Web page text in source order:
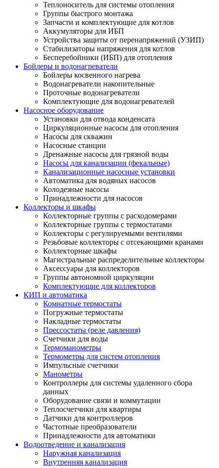
Теплоноситель для системы отопления
Группы быстрого монтажа
Запчасти и комплектующие для котлов
Аккумуляторы для ИБП
Устройства защиты от перенапряжений (УЗИП)
Стабилизаторы напряжения для котлов
Бесперебойники (ИБП) для отопления
Бойлеры и водонагреватели
Бойлеры косвенного нагрева
Водонагреватели накопительные
Проточные водонагреватели
Комплектующие для водонагревателей
Насосное оборудование
Установки для отвода конденсата
Циркуляционные насосы для отопления
Насосы для скважин
Насосные станции
Дренажные насосы для грязной воды
Насосы для канализации (фекальные)
Канализационные насосные установки
Автоматика для водяных насосов
Колодезные насосы
Принадлежности для насосов
Коллекторы и шкафы
Коллекторные группы с расходомерами
Коллекторные группы с термостатами
Коллекторы с регулируемыми вентилями
Резьбовые коллекторы с отсекающими кранами
Коллекторные шкафы
Магистральные распределительные коллекторы
Аксессуары для коллекторов
Группы автономной циркуляции
Комплектующие для коллекторов
КИП и автоматика
Комнатные термостаты
Погружные термостаты
Накладные термостаты
Прессостаты (реле давления)
Счетчики для воды
Термоманометры
Термометры для систем отопления
Импульсные счетчики
Манометры
Контроллеры для системы удаленного сбора
данных
Оборудование связи и коммутации
Теплосчетчики для квартиры
Датчики для контроллеров
Частотные преобразователи
Принадлежности для автоматики
Водоотведение и канализация
Наружная канализация
Внутренняя канализация